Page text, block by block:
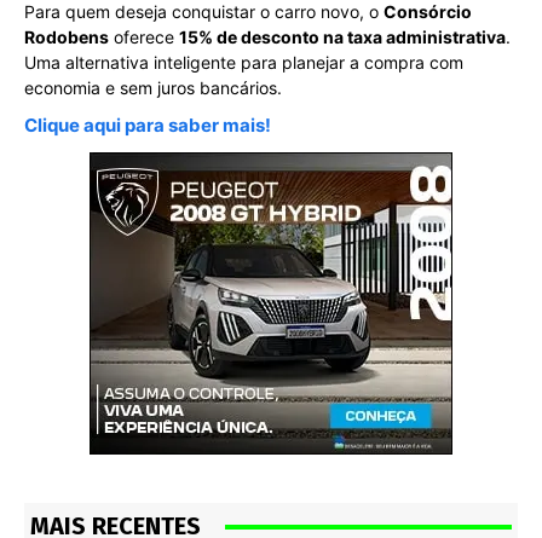
Para quem deseja conquistar o carro novo, o Consórcio
Rodobens oferece 15% de desconto na taxa administrativa.
Uma alternativa inteligente para planejar a compra com
economia e sem juros bancários.
Clique aqui para saber mais!
MAIS RECENTES